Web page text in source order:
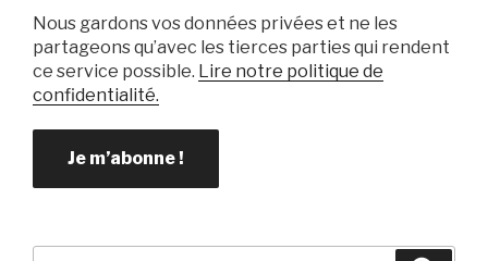
Nous gardons vos données privées et ne les
partageons qu’avec les tierces parties qui rendent
ce service possible. Lire notre politique de
confidentialité.